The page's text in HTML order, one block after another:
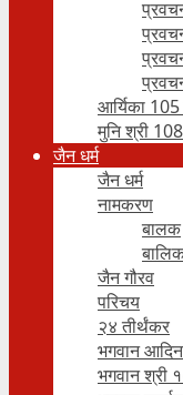
आर्यिका 105
मुनि श्री
जैन धर्म
जैन धर्म
नामकरण
बालक
जैन गौरव
परिचय
२४ तीर्थंकर
भगवान
भगवान श्री